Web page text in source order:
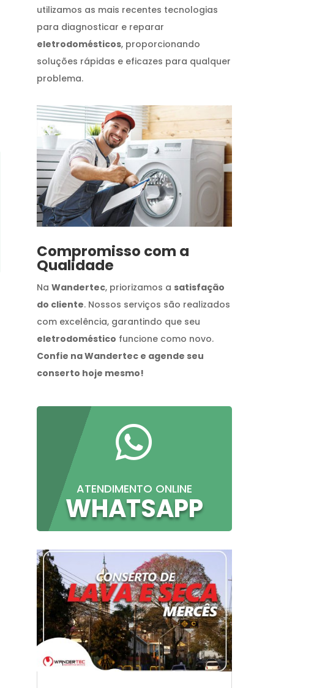
utilizamos as mais recentes tecnologias
para diagnosticar e reparar
eletrodomésticos, proporcionando
soluções rápidas e eficazes para qualquer
problema.
Compromisso com a
Qualidade
Na Wandertec, priorizamos a satisfação
do cliente. Nossos serviços são realizados
com excelência, garantindo que seu
eletrodoméstico funcione como novo.
Confie na Wandertec e agende seu
conserto hoje mesmo!

ATENDIMENTO ONLINE
WHATSAPP